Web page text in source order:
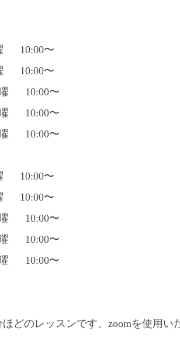
　10:00〜
　10:00〜
　10:00〜
　10:00〜
　10:00〜
　10:00〜
　10:00〜
　10:00〜
　10:00〜
　10:00〜
どのレッスンです。zoomを使用い